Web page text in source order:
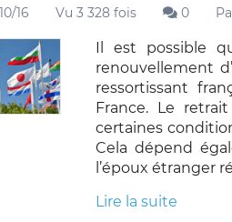
16 Vu 3 328 fois 0
Il est possible
renouvellement
ressortissant
France. Le
certaines
Cela dépend
l’époux étranger
Lire la suite